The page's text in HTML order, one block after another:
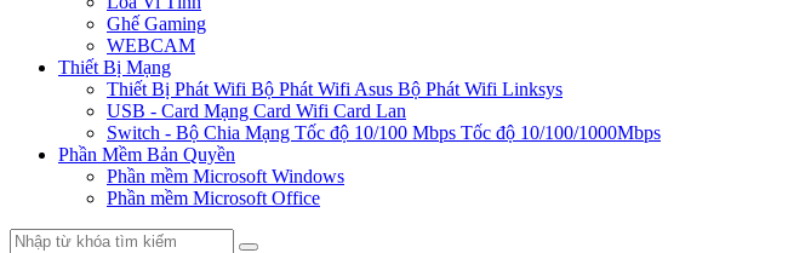
Ghế Gaming
WEBCAM
Thiết Bị Mạng
Thiết Bị Phát Wifi Bộ Phát Wifi Asus Bộ Phát Wifi Linksys
USB - Card Mạng Card Wifi Card Lan
Switch - Bộ Chia Mạng Tốc độ 10/100 Mbps Tốc độ 10/100/1000Mbps
Phần Mềm Bản Quyền
Phần mềm Microsoft Windows
Phần mềm Microsoft Office